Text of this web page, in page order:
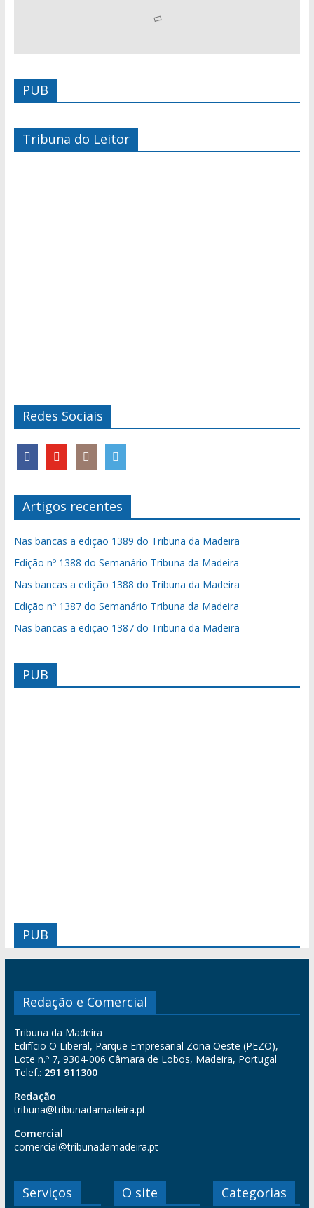
PUB
Tribuna do Leitor
Redes Sociais
Artigos recentes
Nas bancas a edição 1389 do Tribuna da Madeira
Edição nº 1388 do Semanário Tribuna da Madeira
Nas bancas a edição 1388 do Tribuna da Madeira
Edição nº 1387 do Semanário Tribuna da Madeira
Nas bancas a edição 1387 do Tribuna da Madeira
PUB
PUB
Redação e Comercial
Tribuna da Madeira
Edifício O Liberal, Parque Empresarial Zona Oeste (PEZO),
Lote n.º 7, 9304-006 Câmara de Lobos, Madeira, Portugal
Telef.: 291 911300
Redação
tribuna@tribunadamadeira.pt
Comercial
comercial@tribunadamadeira.pt
Serviços O site Categorias